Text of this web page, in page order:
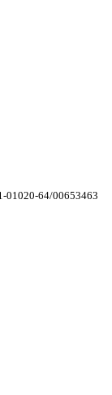
01020-64/00653463